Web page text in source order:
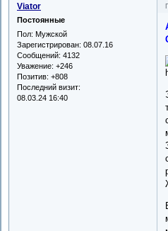
Viator
Постоянные
Пол: Мужской
Зарегистрирован: 08.07.16
Сообщений: 4132
Уважение: +246
Позитив: +808
Последний визит:
08.03.24 16:40